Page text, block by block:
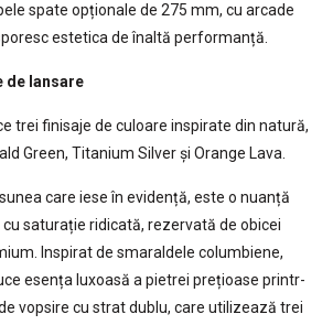
spate opționale de 275 mm, cu arcade
estetica de înaltă performanță.
de lansare
trei finisaje de culoare inspirate din natură,
Green, Titanium Silver și Orange Lava.
care iese în evidență, este o nuanță
saturație ridicată, rezervată de obicei
Inspirat de smaraldele columbiene,
esența luxoasă a pietrei prețioase printr-
vopsire cu strat dublu, care utilizează trei